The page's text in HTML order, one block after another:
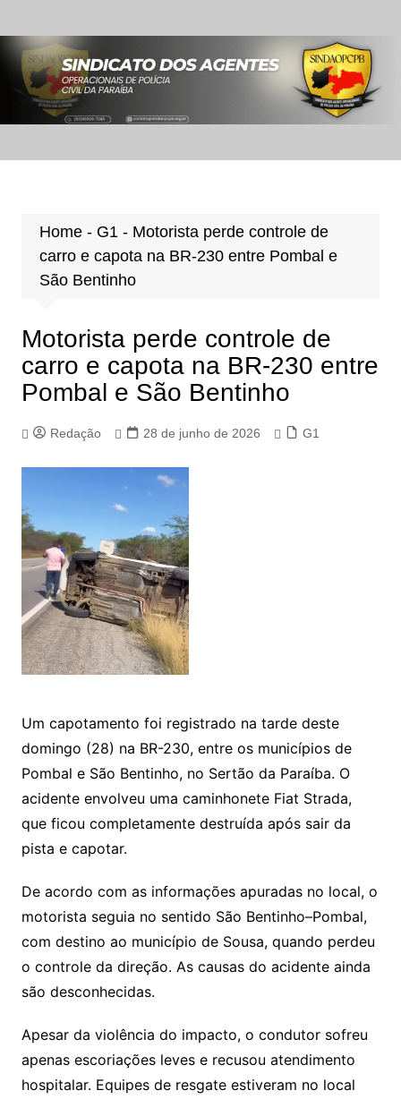
para
conteúdo
Home- G1 - Motorista perde controle de
carro e capota na BR-230 entre Pombal e
São Bentinho
Motorista perde controle de
carro e capota na BR-230 entre
Pombal e São Bentinho
Redação 28 de junho de 2026 G1
Um capotamento foi registrado na tarde deste
domingo (28) na BR-230, entre os municípios de
Pombal e São Bentinho, no Sertão da Paraíba. O
acidente envolveu uma caminhonete Fiat Strada,
que ficou completamente destruída após sair da
pista e capotar.
De acordo com as informações apuradas no local, o
motorista seguia no sentido São Bentinho–Pombal,
com destino ao município de Sousa, quando perdeu
o controle da direção. As causas do acidente ainda
são desconhecidas.
Apesar da violência do impacto, o condutor sofreu
apenas escoriações leves e recusou atendimento
hospitalar. Equipes de resgate estiveram no local